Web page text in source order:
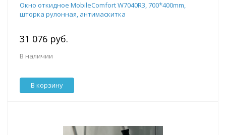
Окно откидное MobileComfort W7040R3, 700*400mm,
шторка рулонная, антимаскитка
31 076 руб.
В наличии
В корзину